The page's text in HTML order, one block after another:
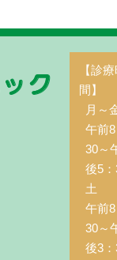
【診
間】
月～
午前
30～
後5
土
午前
30～
後3